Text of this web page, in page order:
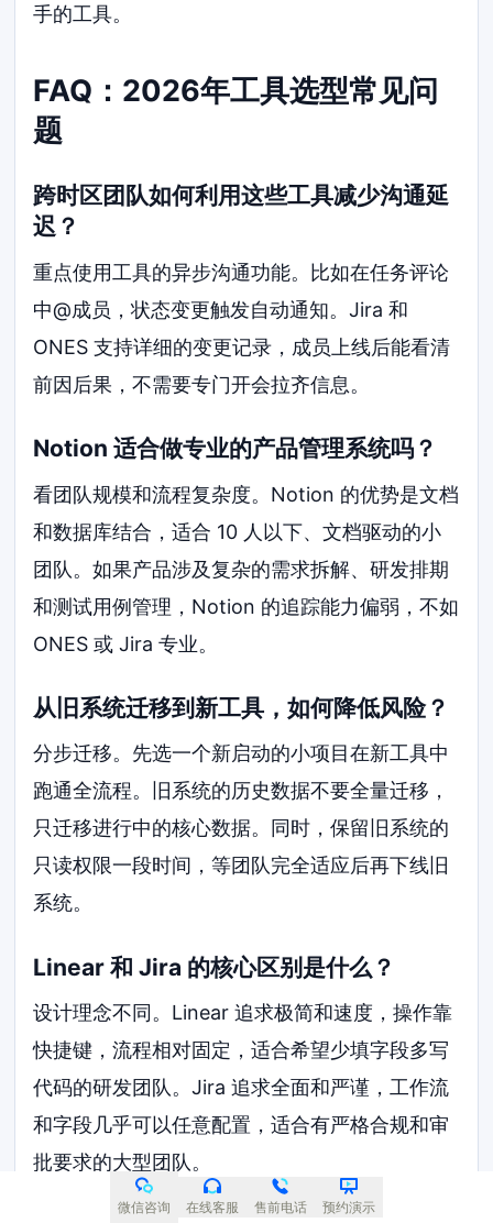
手的工具。
FAQ：2026年工具选型常见问
题
跨时区团队如何利用这些工具减少沟通延
迟？
重点使用工具的异步沟通功能。比如在任务评论
中@成员，状态变更触发自动通知。Jira 和
ONES 支持详细的变更记录，成员上线后能看清
前因后果，不需要专门开会拉齐信息。
Notion 适合做专业的产品管理系统吗？
看团队规模和流程复杂度。Notion 的优势是文档
和数据库结合，适合 10 人以下、文档驱动的小
团队。如果产品涉及复杂的需求拆解、研发排期
和测试用例管理，Notion 的追踪能力偏弱，不如
ONES 或 Jira 专业。
从旧系统迁移到新工具，如何降低风险？
分步迁移。先选一个新启动的小项目在新工具中
跑通全流程。旧系统的历史数据不要全量迁移，
只迁移进行中的核心数据。同时，保留旧系统的
只读权限一段时间，等团队完全适应后再下线旧
系统。
Linear 和 Jira 的核心区别是什么？
设计理念不同。Linear 追求极简和速度，操作靠
快捷键，流程相对固定，适合希望少填字段多写
代码的研发团队。Jira 追求全面和严谨，工作流
和字段几乎可以任意配置，适合有严格合规和审
批要求的大型团队。
微信咨询 在线客服 售前电话 预约演示